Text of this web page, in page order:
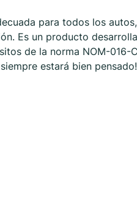
para todos los
Es un producto
de la norma NOM-016-
estará bien pensado!